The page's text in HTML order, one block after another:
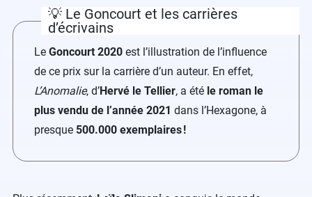
💡 Le Goncourt et les carrières
d’écrivains
Le Goncourt 2020 est l’illustration de l’influence
de ce prix sur la carrière d’un auteur. En effet,
L’Anomalie, d’Hervé le Tellier, a été le roman le
plus vendu de l’année 2021 dans l’Hexagone, à
presque 500.000 exemplaires !